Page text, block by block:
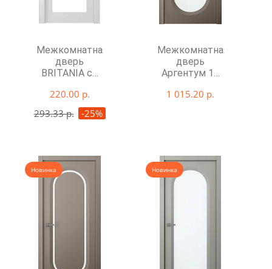
Межкомнатная
дверь
BRITANIA со
220.00 р.
293.33 р.
-25%
Межкомнатная
дверь
Аргентум 1B
1 015.20 р.
Новинка Новинка